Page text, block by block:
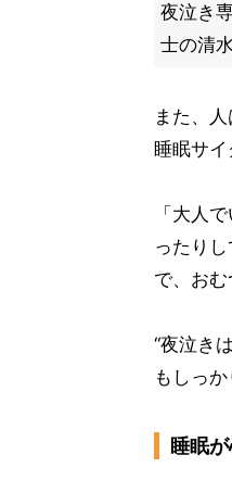
夜泣き
士の清
また、
睡眠サ
「大人
ったり
で、おむ
“夜泣き
もしっ
睡眠